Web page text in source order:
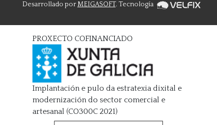
Desarrollado porMEIGASOFT. Tecnología
PROXECTO COFINANCIADO
Implantación e pulo da estratexia dixital e
modernización do sector comercial e
artesanal (CO300C 2021)